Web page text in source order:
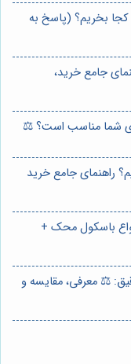
کجا بخریم؟ (پاسخ به
جامع خرید،
شما مناسب است؟ ⚖️
راهنمای جامع خرید
باسکول محک +
⚖️ معرفی، مقایسه و